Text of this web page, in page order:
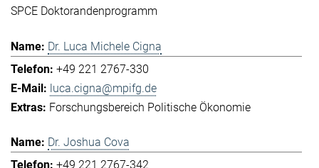
SPCE Doktorandenprogramm
Dr. Luca Michele Cigna
+49 221 2767-330
luca.cigna@mpifg.de
Forschungsbereich Politische Ökonomie
Dr. Joshua Cova
+49 221 2767-342